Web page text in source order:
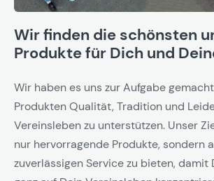
Wir finden die schönsten
Produkte für Dich und
Wir haben es uns zur Aufgabe
Produkten Qualität, Tradition und
Vereinsleben zu unterstützen. Unser
nur hervorragende Produkte, sondern
zuverlässigen Service zu bieten, damit